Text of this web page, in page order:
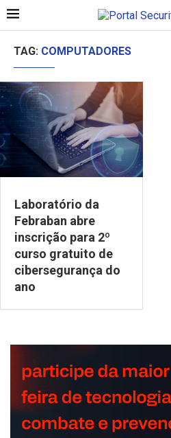
TAG: COMPUTADORES
Laboratório da
Febraban abre
inscrição para 2º
curso gratuito de
cibersegurança do
ano